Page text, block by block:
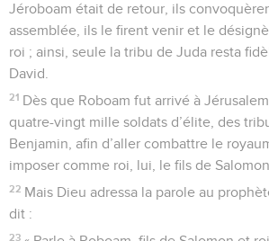
Jéroboam était de retour, ils
assemblée, ils le firent venir et le
roi ; ainsi, seule la tribu de Juda resta
David.
21 Dès que Roboam fut arrivé à
quatre-vingt mille soldats d’élite, des
Benjamin, afin d’aller combattre le
imposer comme roi, lui, le fils de Salomon.
22 Mais Dieu adressa la parole au
dit :
23